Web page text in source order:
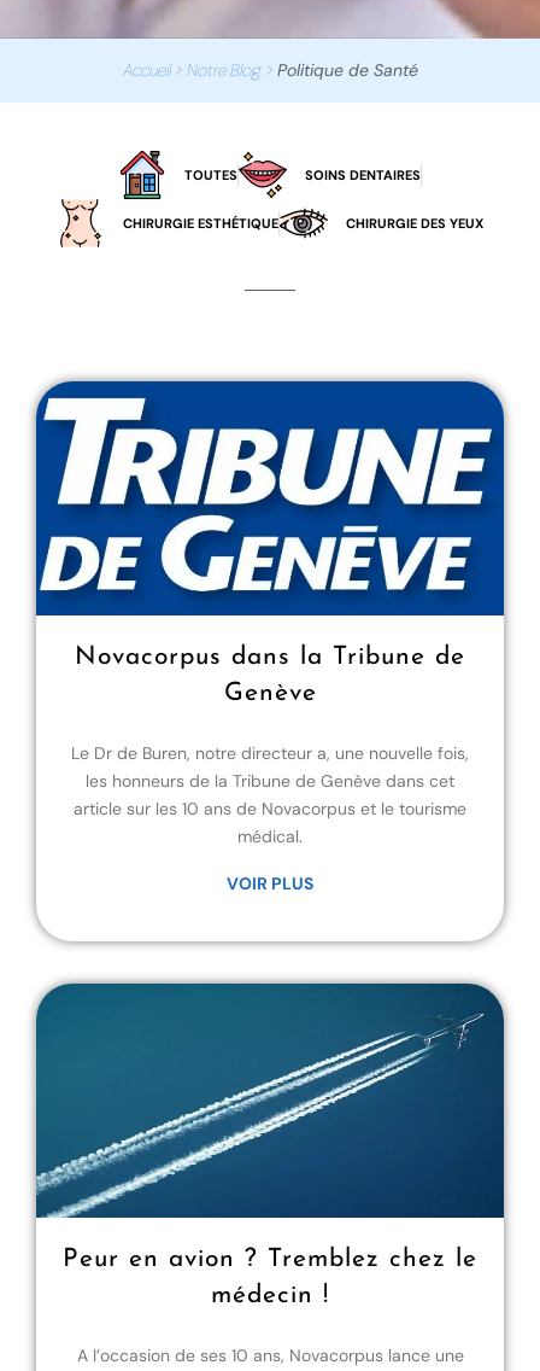
Accueil> Notre Blog> Politique de Santé
TOUTES SOINS DENTAIRES
CHIRURGIE ESTHÉTIQUE CHIRURGIE DES YEUX
Novacorpus dans la Tribune de
Genève
Le Dr de Buren, notre directeur a, une nouvelle fois,
les honneurs de la Tribune de Genève dans cet
article sur les 10 ans de Novacorpus et le tourisme
médical.
VOIR PLUS
Peur en avion ? Tremblez chez le
médecin !
A l’occasion de ses 10 ans, Novacorpus lance une